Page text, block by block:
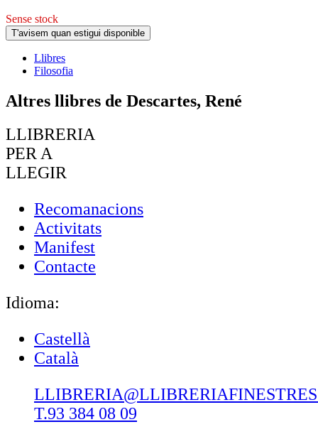
Sense stock
T'avisem quan estigui disponible
Llibres
Filosofia
Altres llibres de Descartes, René
LLIBRERIA
PER A
LLEGIR
Recomanacions
Activitats
Manifest
Contacte
Idioma:
Castellà
Català
T.93 384 08 09